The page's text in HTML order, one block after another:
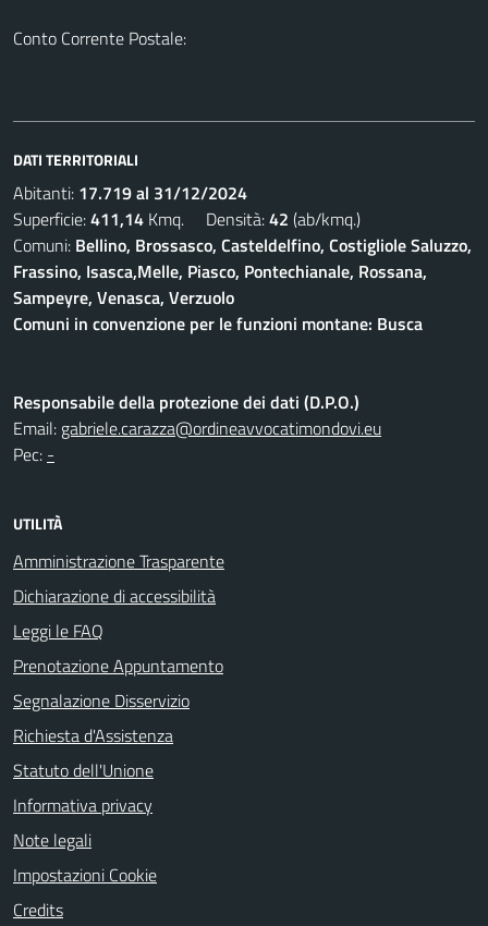
Conto Corrente Postale:
DATI TERRITORIALI
Abitanti: 17.719 al 31/12/2024
Superficie:411,14 Kmq. Densità:42 (ab/kmq.)
Comuni: Bellino, Brossasco, Casteldelfino, Costigliole Saluzzo,
Frassino, Isasca,Melle, Piasco, Pontechianale, Rossana,
Sampeyre, Venasca, Verzuolo
Comuni in convenzione per le funzioni montane: Busca
Responsabile della protezione dei dati (D.P.O.)
Email: gabriele.carazza@ordineavvocatimondovi.eu
Pec: -
UTILITÀ
Amministrazione Trasparente
Dichiarazione di accessibilità
Leggi le FAQ
Prenotazione Appuntamento
Segnalazione Disservizio
Richiesta d'Assistenza
Statuto dell'Unione
Informativa privacy
Note legali
Impostazioni Cookie
Credits